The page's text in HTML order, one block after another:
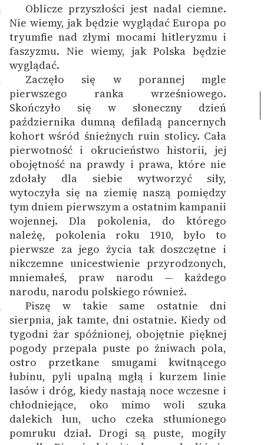
Oblicze przyszłości jest nadal ciemne.
Nie wiemy, jak będzie wyglądać Europa po
tryumfie nad złymi mocami hitleryzmu i
faszyzmu. Nie wiemy, jak Polska będzie
wyglądać.
Zaczęło się w porannej mgle
pierwszego ranka wrześniowego.
Skończyło się w słoneczny dzień
października dumną defiladą pancernych
kohort wśród śnieżnych ruin stolicy. Cała
pierwotność i okrucieństwo historii, jej
obojętność na prawdy i prawa, które nie
zdołały dla siebie wytworzyć siły,
wytoczyła się na ziemię naszą pomiędzy
tym dniem pierwszym a ostatnim kampanii
wojennej. Dla pokolenia, do którego
należę, pokolenia roku 1910, było to
pierwsze za jego życia tak doszczętne i
nikczemne unicestwienie przyrodzonych,
mniemałeś, praw narodu — każdego
narodu, narodu polskiego również.
Piszę w takie same ostatnie dni
sierpnia, jak tamte, dni ostatnie. Kiedy od
tygodni żar spóźnionej, obojętnie pięknej
pogody przepala puste po żniwach pola,
ostro przetkane smugami kwitnącego
łubinu, pyli upalną mgłą i kurzem linie
lasów i dróg, kiedy nastają noce wczesne i
chłodniejące, oko mimo woli szuka
dalekich łun, ucho czeka stłumionego
pomruku dział. Drogi są puste, mogiły